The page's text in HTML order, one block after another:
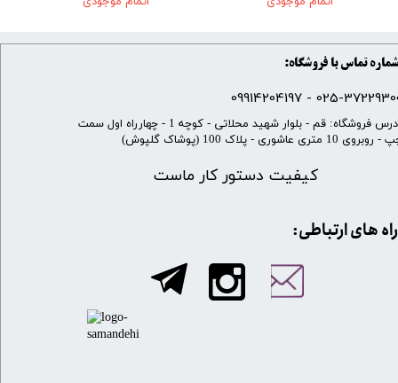
شماره تماس با فروشگاه:
025-37229300 -
کیفیت دستور کار ماست
​آدرس فروشگاه: قم - بلوار شهید محلاتی - کوچه 1 - چهارراه اول سمت
10 متری عاشوری - پلاک 100 (پوشاک گلپوش)
​​راه های ارتباطی: